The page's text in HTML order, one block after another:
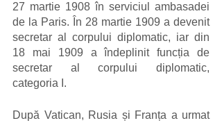
27 martie 1908 în serviciul ambasadei
de la Paris. În 28 martie 1909 a devenit
secretar al corpului diplomatic, iar din
18 mai 1909 a îndeplinit funcția de
secretar al corpului diplomatic,
categoria I.
După Vatican, Rusia și Franța a urmat